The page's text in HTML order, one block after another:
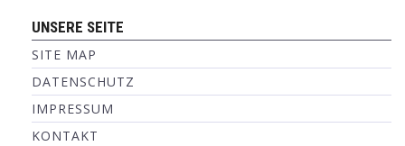
UNSERE SEITE
SITE MAP
DATENSCHUTZ
IMPRESSUM
KONTAKT